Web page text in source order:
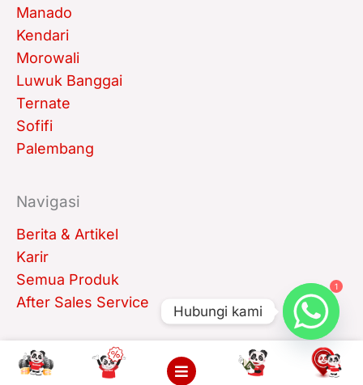
Manado
Kendari
Morowali
Luwuk Banggai
Ternate
Sofifi
Palembang
Navigasi
Berita & Artikel
Karir
Semua Produk
After Sales Service
Copyright © 2021 PT. Tiga Berlian Mandiri
1
Hubungi kami